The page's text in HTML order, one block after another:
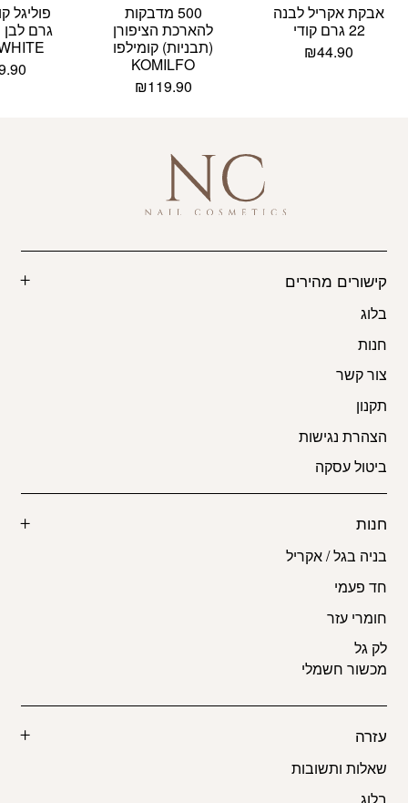
אבקת אקריל לבנה
22 גרם קודי
₪44.90
500 מדבקות
להארכת הציפורן
(תבניות) קומילפו
KOMILFO
₪119.90
קישורים מהירים
בלוג
חנות
צור קשר
תקנון
הצהרת נגישות
ביטול עסקה
חנות
בניה בגל / אקריל
חד פעמי
חומרי עזר
לק גל
מכשור חשמלי
עזרה
שאלות ותשובות
בלוג